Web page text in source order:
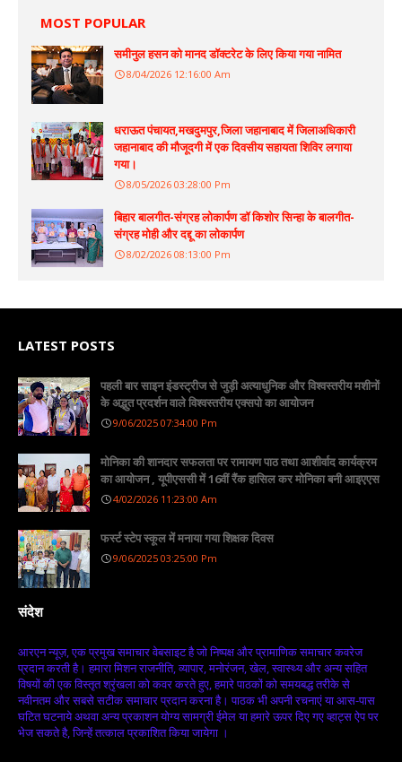
MOST POPULAR
समीनुल हसन को मानद डॉक्टरेट के लिए किया गया नामित
8/04/2026 12:16:00 Am
धराऊत पंचायत,मखदुमपुर,जिला जहानाबाद में जिलाअधिकारी
जहानाबाद की मौजूदगी में एक दिवसीय सहायता शिविर लगाया
गया।
8/05/2026 03:28:00 Pm
बिहार बालगीत-संग्रह लोकार्पण डॉ किशोर सिन्हा के बालगीत-
संग्रह मोही और दद्दू का लोकार्पण
8/02/2026 08:13:00 Pm
LATEST POSTS
पहली बार साइन इंडस्ट्रीज से जुड़ी अत्याधुनिक और विश्वस्तरीय मशीनों
के अद्भुत प्रदर्शन वाले विश्वस्तरीय एक्सपो का आयोजन
9/06/2025 07:34:00 Pm
मोनिका की शानदार सफलता पर रामायण पाठ तथा आशीर्वाद कार्यक्रम
का आयोजन , यूपीएससी में 16वीं रैंक हासिल कर मोनिका बनी आइएएस
4/02/2026 11:23:00 Am
फर्स्ट स्टेप स्कूल में मनाया गया शिक्षक दिवस
9/06/2025 03:25:00 Pm
संदेश
आरएन न्यूज़, एक प्रमुख समाचार वेबसाइट है जो निष्पक्ष और प्रामाणिक समाचार कवरेज
प्रदान करती है। हमारा मिशन राजनीति, व्यापार, मनोरंजन, खेल, स्वास्थ्य और अन्य सहित
विषयों की एक विस्तृत श्रृंखला को कवर करते हुए, हमारे पाठकों को समयबद्ध तरीके से
नवीनतम और सबसे सटीक समाचार प्रदान करना है। पाठक भी अपनी रचनाएं या आस-पास
घटित घटनाये अथवा अन्य प्रकाशन योग्य सामग्री ईमेल या हमारे ऊपर दिए गए व्हाट्स ऐप पर
भेज सकते है, जिन्हें तत्काल प्रकाशित किया जायेगा ।